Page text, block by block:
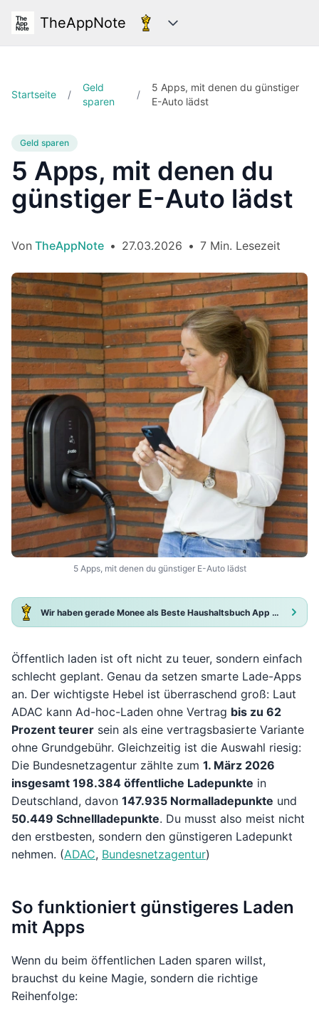
TheAppNote Kategorien
Startseite /
Geld
sparen
/
5 Apps, mit denen du günstiger
E-Auto lädst
Geld sparen
5 Apps, mit denen du
günstiger E-Auto lädst
Von TheAppNote • 27.03.2026 • 7 Min. Lesezeit
5 Apps, mit denen du günstiger E-Auto lädst
Wir haben gerade Monee als Beste Haushaltsbuch App 2025 ausgezeichnet!
Öffentlich laden ist oft nicht zu teuer, sondern einfach
schlecht geplant. Genau da setzen smarte Lade-Apps
an. Der wichtigste Hebel ist überraschend groß: Laut
ADAC kann Ad-hoc-Laden ohne Vertrag bis zu 62
Prozent teurer sein als eine vertragsbasierte Variante
ohne Grundgebühr. Gleichzeitig ist die Auswahl riesig:
Die Bundesnetzagentur zählte zum 1. März 2026
insgesamt 198.384 öffentliche Ladepunkte in
Deutschland, davon 147.935 Normalladepunkte und
50.449 Schnellladepunkte. Du musst also meist nicht
den erstbesten, sondern den günstigeren Ladepunkt
nehmen. (ADAC, Bundesnetzagentur)
So funktioniert günstigeres Laden
mit Apps
Wenn du beim öffentlichen Laden sparen willst,
brauchst du keine Magie, sondern die richtige
Reihenfolge: